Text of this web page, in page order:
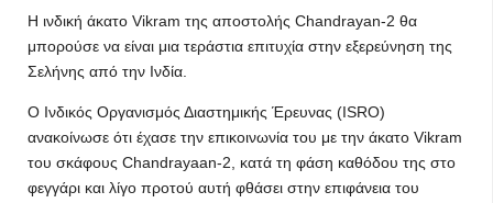
Η ινδική άκατο Vikram της αποστολής Chandrayan-2 θα
μπορούσε να είναι μια τεράστια επιτυχία στην εξερεύνηση της
Σελήνης από την Ινδία.
Ο Ινδικός Οργανισμός Διαστημικής Έρευνας (ISRO)
ανακοίνωσε ότι έχασε την επικοινωνία του με την άκατο Vikram
του σκάφους Chandrayaan-2, κατά τη φάση καθόδου της στο
φεγγάρι και λίγο προτού αυτή φθάσει στην επιφάνεια του